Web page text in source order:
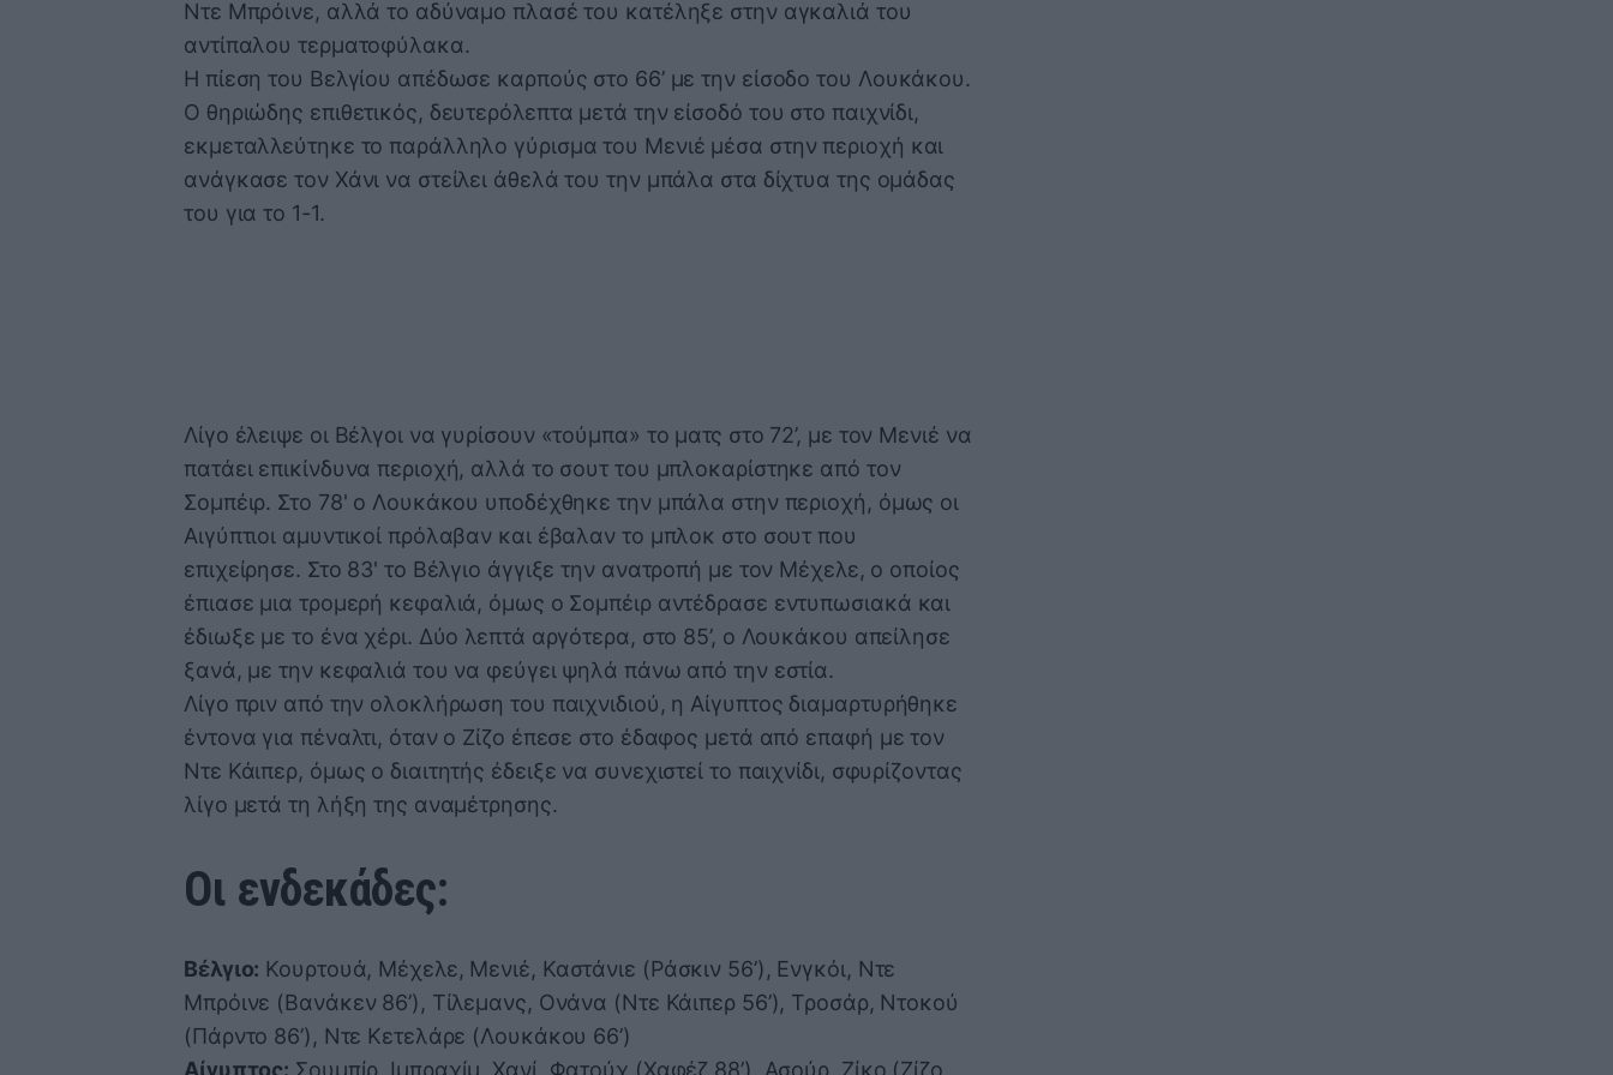
Ντε Μπρόινε, αλλά το αδύναμο πλασέ του κατέληξε στην αγκαλιά του
αντίπαλου τερματοφύλακα.
Η πίεση του Βελγίου απέδωσε καρπούς στο 66’ με την είσοδο του Λουκάκου.
Ο θηριώδης επιθετικός, δευτερόλεπτα μετά την είσοδό του στο παιχνίδι,
εκμεταλλεύτηκε το παράλληλο γύρισμα του Μενιέ μέσα στην περιοχή και
ανάγκασε τον Χάνι να στείλει άθελά του την μπάλα στα δίχτυα της ομάδας
του για το 1-1.
Λίγο έλειψε οι Βέλγοι να γυρίσουν «τούμπα» το ματς στο 72’, με τον Μενιέ να
πατάει επικίνδυνα περιοχή, αλλά το σουτ του μπλοκαρίστηκε από τον
Σομπέιρ. Στο 78' ο Λουκάκου υποδέχθηκε την μπάλα στην περιοχή, όμως οι
Αιγύπτιοι αμυντικοί πρόλαβαν και έβαλαν το μπλοκ στο σουτ που
επιχείρησε. Στο 83' το Βέλγιο άγγιξε την ανατροπή με τον Μέχελε, ο οποίος
έπιασε μια τρομερή κεφαλιά, όμως ο Σομπέιρ αντέδρασε εντυπωσιακά και
έδιωξε με το ένα χέρι. Δύο λεπτά αργότερα, στο 85’, ο Λουκάκου απείλησε
ξανά, με την κεφαλιά του να φεύγει ψηλά πάνω από την εστία.
Λίγο πριν από την ολοκλήρωση του παιχνιδιού, η Αίγυπτος διαμαρτυρήθηκε
έντονα για πέναλτι, όταν ο Ζίζο έπεσε στο έδαφος μετά από επαφή με τον
Ντε Κάιπερ, όμως ο διαιτητής έδειξε να συνεχιστεί το παιχνίδι, σφυρίζοντας
λίγο μετά τη λήξη της αναμέτρησης.
Οι ενδεκάδες:
Βέλγιο: Κουρτουά, Μέχελε, Μενιέ, Καστάνιε (Ράσκιν 56’), Ενγκόι, Ντε
Μπρόινε (Βανάκεν 86’), Τίλεμανς, Ονάνα (Ντε Κάιπερ 56’), Τροσάρ, Ντοκού
(Πάρντο 86’), Ντε Κετελάρε (Λουκάκου 66’)
Αίγυπτος: Σουμπίρ, Ιμπραχίμ, Χανί, Φατούχ (Χαφέζ 88’), Ασούρ, Ζίκο (Ζίζο